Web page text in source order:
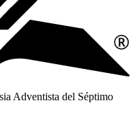
Adventista del Séptimo